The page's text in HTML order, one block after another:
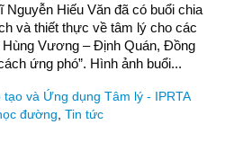
Hiếu Văn đã có buổi chia
và thiết thực về tâm lý cho các
Vương – Định Quán, Đồng
ứng phó”. Hình ảnh buổi...
và Ứng dụng Tâm lý - IPRTA
đường, Tin tức